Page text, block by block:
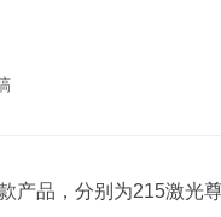
产品，分别为215激光